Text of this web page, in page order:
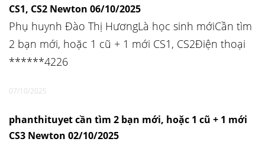
CS1, CS2 Newton 06/10/2025
Phụ huynh Đào Thị HươngLà học sinh mớiCần tìm
2 bạn mới, hoặc 1 cũ + 1 mới CS1, CS2Điện thoại
******4226
07/10/2025
phanthituyet cần tìm 2 bạn mới, hoặc 1 cũ + 1 mới
CS3 Newton 02/10/2025